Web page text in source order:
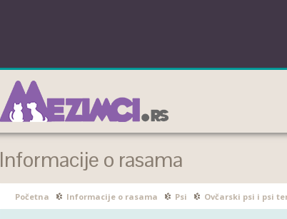
Informacije o rasama
Početna Informacije o rasama Psi Ovčarski psi i psi